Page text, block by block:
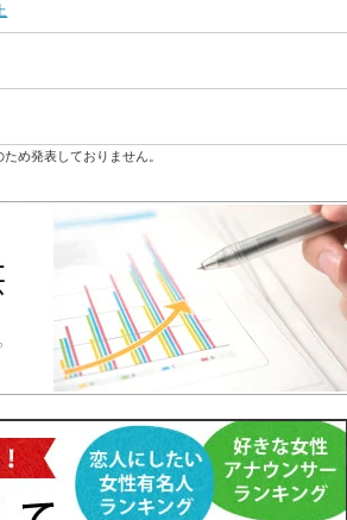
め発表しておりません。